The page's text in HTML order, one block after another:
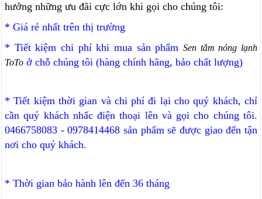
hưởng những ưu đãi cực lớn khi gọi cho chúng tôi:
* Giá rẻ nhất trên thị trường
* Tiết kiệm chi phí khi mua sản phẩm Sen tắm nóng lạnh
ToTo ở chỗ chúng tôi (hàng chính hãng, bảo chất lượng)
* Tiết kiệm thời gian và chi phí đi lại cho quý khách, chỉ
cần quý khách nhấc điện thoại lên và gọi cho chúng tôi.
0466758083 - 0978414468 sản phẩm sẽ được giao đến tận
nơi cho quý khách.
* Thời gian bảo hành lên đến 36 tháng